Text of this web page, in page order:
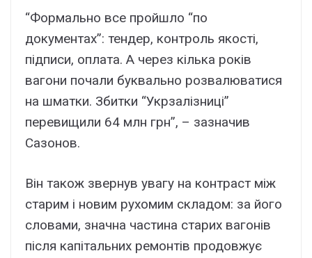
“Формально все пройшло “по
документах”: тендер, контроль якості,
підписи, оплата. А через кілька років
вагони почали буквально розвалюватися
на шматки. Збитки “Укрзалізниці”
перевищили 64 млн грн”, – зазначив
Сазонов.
Він також звернув увагу на контраст між
старим і новим рухомим складом: за його
словами, значна частина старих вагонів
після капітальних ремонтів продовжує